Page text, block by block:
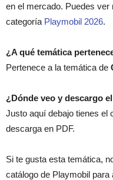
en el mercado. Puedes
categoría Playmobil 2026.
¿A qué temática
Pertenece a la temática de
¿Dónde veo y descargo
Justo aquí debajo tienes el
descarga en PDF.
Si te gusta esta temática,
catálogo de Playmobil para